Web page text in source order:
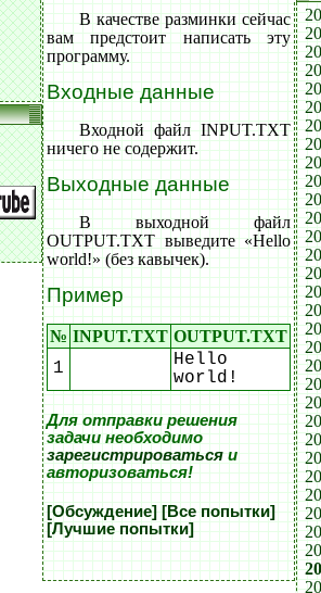
В качестве разминки сейчас
вам предстоит написать эту
программу.
Входные данные
Входной файл INPUT.TXT
ничего не содержит.
Выходные данные
В выходной файл
OUTPUT.TXT выведите «Hello
world!» (без кавычек).
Пример
№ INPUT.TXT OUTPUT.TXT
1
Hello
world!
Для отправки решения
задачи необходимо
зарегистрироватьсяи
авторизоваться!
[Обсуждение] [Все попытки]
[Лучшие попытки]